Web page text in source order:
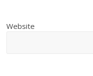
Website